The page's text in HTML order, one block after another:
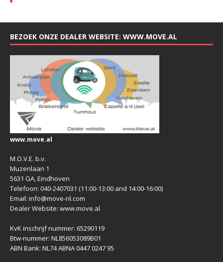
BEZOEK ONZE DEALER WEBSITE: WWW.MOVE.AL
www.move.al
M.O.V.E. b.v.
Muzenlaan 1
5631 GA, Eindhoven
Telefoon: 040-2407031 (11:00-13:00 and 14:00-16:00)
Email: info@move-nl.com
Dealer Website: www.move.al
KvK inschrijf nummer: 65290119
Btw-nummer: NL856053089B01
ABN Bank: NL74 ABNA 0447 0247 95